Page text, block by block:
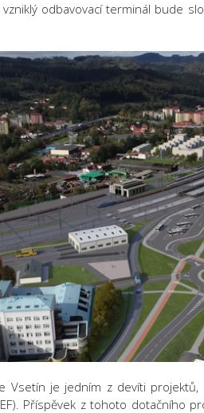
vzniklý odbavovací terminál bude
Vsetín je jedním z devíti
Příspěvek z tohoto dotačního